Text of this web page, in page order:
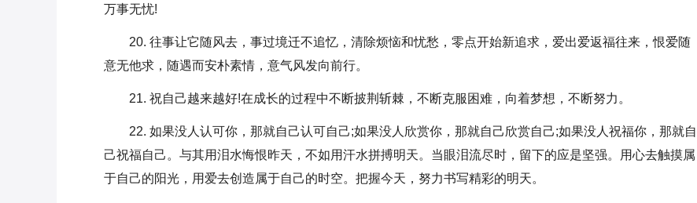
万事无忧!
20. 往事让它随风去，事过境迁不追忆，清除烦恼和忧愁，零点开始新追求，爱出爱返福往来，恨爱随
意无他求，随遇而安朴素情，意气风发向前行。
21. 祝自己越来越好!在成长的过程中不断披荆斩棘，不断克服困难，向着梦想，不断努力。
22. 如果没人认可你，那就自己认可自己;如果没人欣赏你，那就自己欣赏自己;如果没人祝福你，那就自
己祝福自己。与其用泪水悔恨昨天，不如用汗水拼搏明天。当眼泪流尽时，留下的应是坚强。用心去触摸属
于自己的阳光，用爱去创造属于自己的时空。把握今天，努力书写精彩的明天。